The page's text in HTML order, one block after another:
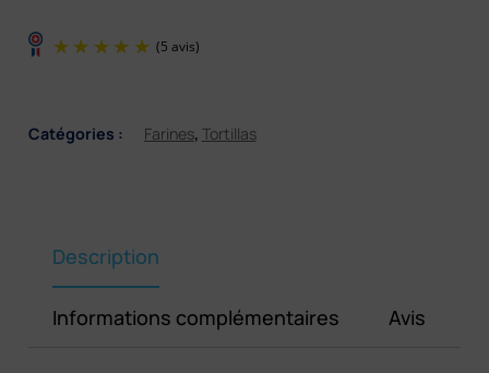
Catégories : Farines, Tortillas
Description
Informations complémentaires Avis